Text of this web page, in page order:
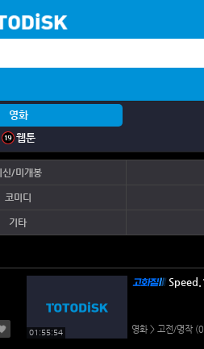
영화
웹툰
신/미개봉
코미디
기타
01:55:54 영화 > 고전/명작